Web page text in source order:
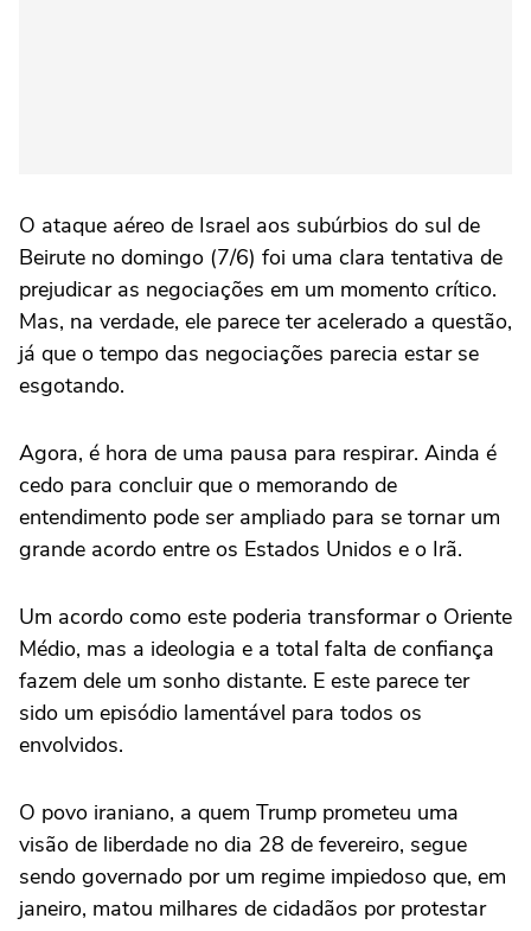
O ataque aéreo de Israel aos subúrbios do sul de
Beirute no domingo (7/6) foi uma clara tentativa de
prejudicar as negociações em um momento crítico.
Mas, na verdade, ele parece ter acelerado a questão,
já que o tempo das negociações parecia estar se
esgotando.
Agora, é hora de uma pausa para respirar. Ainda é
cedo para concluir que o memorando de
entendimento pode ser ampliado para se tornar um
grande acordo entre os Estados Unidos e o Irã.
Um acordo como este poderia transformar o Oriente
Médio, mas a ideologia e a total falta de confiança
fazem dele um sonho distante. E este parece ter
sido um episódio lamentável para todos os
envolvidos.
O povo iraniano, a quem Trump prometeu uma
visão de liberdade no dia 28 de fevereiro, segue
sendo governado por um regime impiedoso que, em
janeiro, matou milhares de cidadãos por protestar